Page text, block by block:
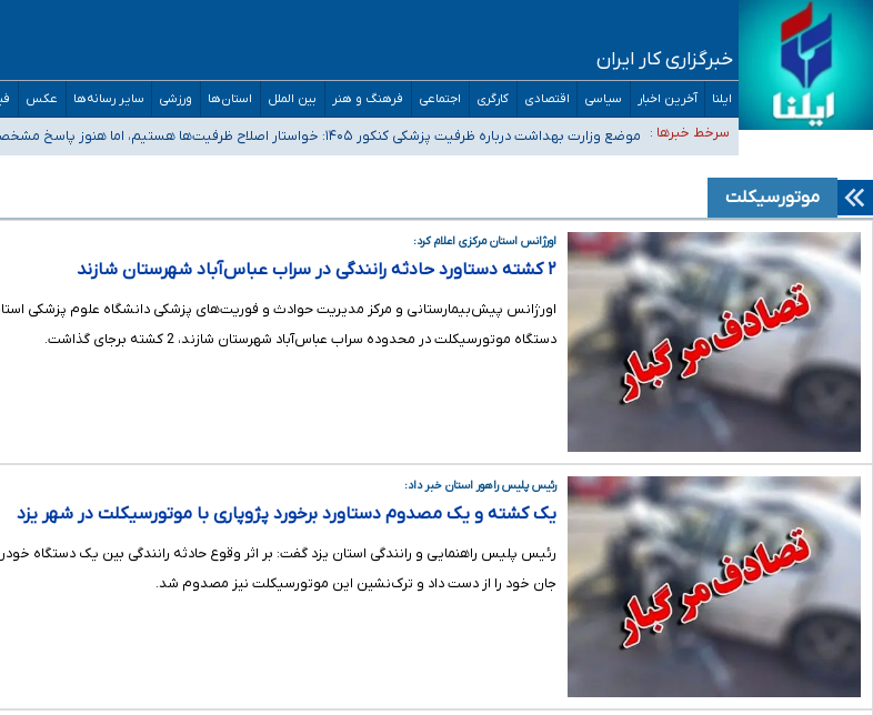
خبرگزاری کار ایران
ایلنا آخرین اخبار سیاسی اقتصادی کارگری اجتماعی فرهنگ و هنر بین الملل استان‌ها ورزشی سایر رسانه‌ها عکس
سرخط خبرها :
۴۰ تا ۵۰ روز گرمای نسبی در پیش داریم/ دمای تهران به ۳۸ درجه می‌رسد
موضع وزارت بهداشت درباره ظرفیت پزشکی کنکور ۱۴۰۵: خواستار اصلاح ظرفیت‌ها هستیم، اما هنوز پاسخ مشخصی نگرفته‌ایم
خبرنگاران راویان حقیقت با دغدغه نان، مسکن و بیمه
آخرین وضعیت شیوع عفونت‌های تنفسی در کشور/ خوزستان و کرمان بالاتر از آستانه هشدار
موتورسیکلت
اورژانس استان مرکزی اعلام کرد:
۲ کشته دستاورد حادثه رانندگی در سراب عباس‌آباد شهرستان شازند
اورژانس پیش‌بیمارستانی و مرکز مدیریت حوادث و فوریت‌های پزشکی دانشگاه علوم پزشکی
دستگاه موتورسیکلت در محدوده سراب عباس‌آباد شهرستان شازند، 2 کشته برجای گذاشت.
رئیس پلیس راهور استان خبر داد:
یک کشته و یک مصدوم دستاورد برخورد پژوپاری با موتورسیکلت در شهر یزد
جان خود را از دست داد و ترک‌نشین این موتورسیکلت نیز مصدوم شد.